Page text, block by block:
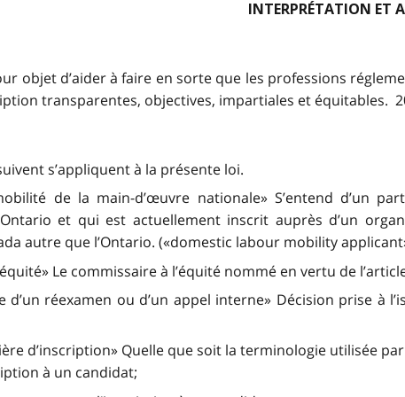
INTERPRÉTATION ET
objet d’aider à faire en sorte que les professions
transparentes, objectives, impartiales et équitables.
s’appliquent à la présente loi.
de la main-d’œuvre nationale» S’entend d’un
et qui est actuellement inscrit auprès d’un
autre que l’Ontario. («domestic labour mobility
Le commissaire à l’équité nommé en vertu de
d’un réexamen ou d’un appel interne» Décision prise à
d’inscription» Quelle que soit la terminologie utilisée
à un candidat;